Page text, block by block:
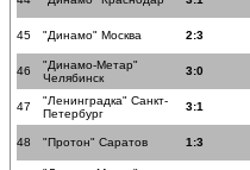
45 "Динамо" Москва 2:3
46
"Динамо-Метар"
Челябинск
3:0
47
"Ленинградка" Санкт-
Петербург
3:1
48 "Протон" Саратов 1:3